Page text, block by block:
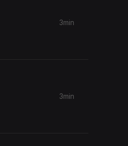
3min
3min